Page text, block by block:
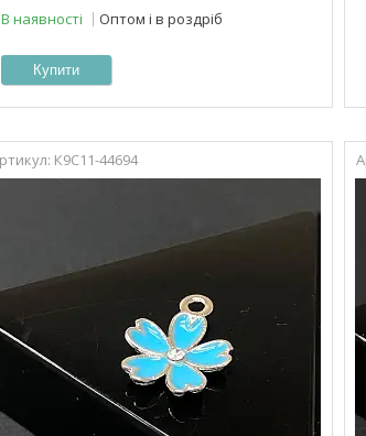
В наявності Оптом і в роздріб
Купити
К9С11-44694